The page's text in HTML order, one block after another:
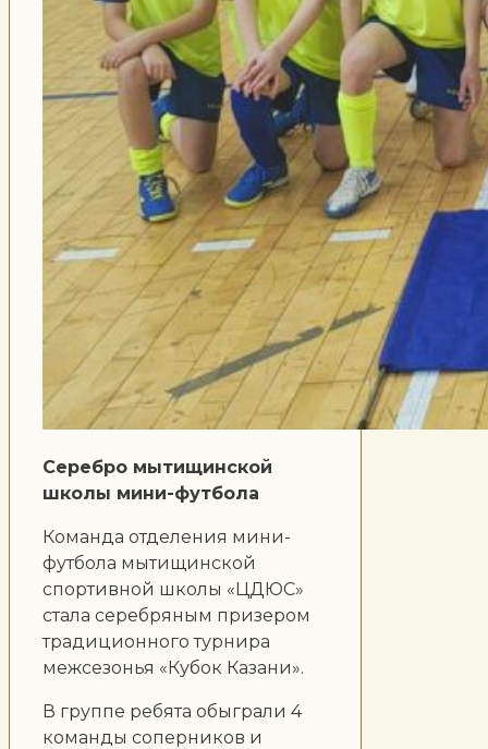
Серебро мытищинской
школы мини-футбола
Команда отделения мини-
футбола мытищинской
спортивной школы «ЦДЮС»
стала серебряным призером
традиционного турнира
межсезонья «Кубок Казани».
В группе ребята обыграли 4
команды соперников и